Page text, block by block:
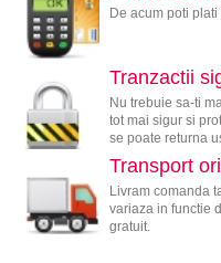
De acum poti plati
Tranzactii
Nu trebuie sa-ti
tot mai sigur si
se poate returna
Transport
Livram comanda
variaza in functie
gratuit.